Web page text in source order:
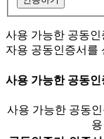
사용 가능한 공동
자용 공동인증서를
사용 가능한 공동
사용 가능한 공동